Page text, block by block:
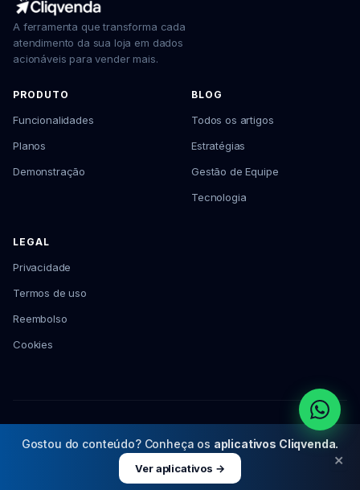
Gostou do conteúdo? Conheça os aplicativos Cliqvenda.
Ver aplicativos → ×
A ferramenta que transforma cada
atendimento da sua loja em dados
acionáveis para vender mais.
PRODUTO
Funcionalidades
Planos
Demonstração
BLOG
Todos os artigos
Estratégias
Gestão de Equipe
Tecnologia
LEGAL
Privacidade
Termos de uso
Reembolso
Cookies
© 2026 Cliqvenda Serviços para Varejo · CNPJ: 62.080.003/0001-30